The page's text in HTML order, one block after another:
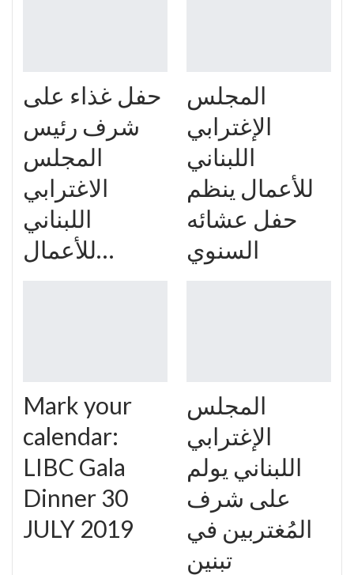
حفل غذاء على
شرف رئيس
المجلس
الاغترابي
اللبناني
للأعمال…
المجلس
الإغترابي
اللبناني
للأعمال ينظم
حفل عشائه
السنوي
Mark your
calendar:
LIBC Gala
Dinner 30
JULY 2019
المجلس
الإغترابي
اللبناني يولم
على شرف
المُغتربين في
تبنين